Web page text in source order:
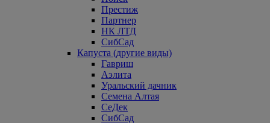
Престиж
Партнер
НК ЛТД
СибСад
Капуста (другие виды)
Гавриш
Аэлита
Уральский дачник
Семена Алтая
СеДек
СибСад